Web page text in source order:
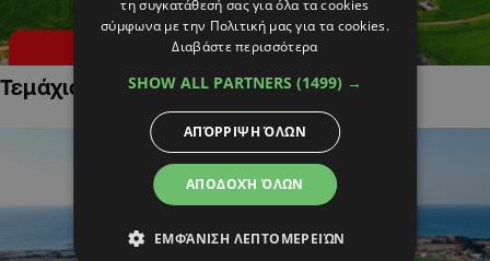
Τεμάχια Γης σε Οικιστικές Περιοχές
τη συγκατάθεσή σας για όλα τα cookies
σύμφωνα με την Πολιτική μας για τα cookies.
Διαβάστε περισσότερα
SHOW ALL PARTNERS (1499) →
ΑΠΟΔΟΧΉ ΌΛΩΝ
ΑΠΌΡΡΙΨΗ ΌΛΩΝ
ΕΜΦΆΝΙΣΗ ΛΕΠΤΟΜΕΡΕΙΏΝ